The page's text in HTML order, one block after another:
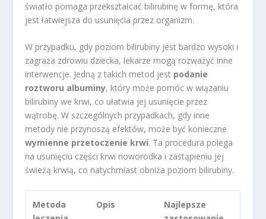
światło pomaga przekształcać bilirubinę w formę, która
jest łatwiejsza do usunięcia przez organizm.
W przypadku, gdy poziom bilirubiny jest bardzo wysoki i
zagraża zdrowiu dziecka, lekarze mogą rozważyć inne
interwencje. Jedną z takich metod jest podanie
roztworu albuminy, który może pomóc w wiązaniu
bilirubiny we krwi, co ułatwia jej usunięcie przez
wątrobę. W szczególnych przypadkach, gdy inne
metody nie przynoszą efektów, może być konieczne
wymienne przetoczenie krwi. Ta procedura polega
na usunięciu części krwi noworodka i zastąpieniu jej
świeżą krwią, co natychmiast obniża poziom bilirubiny.
Metoda
Opis
Najlepsze